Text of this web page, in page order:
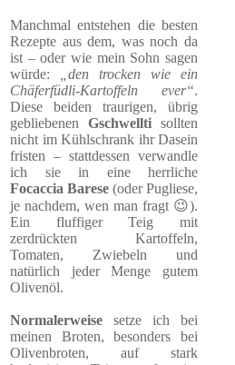
Manchmal entstehen die besten
Rezepte aus dem, was noch da
ist – oder wie mein Sohn sagen
würde: „den trocken wie ein
Chäferfüdli-Kartoffeln ever“.
Diese beiden traurigen, übrig
gebliebenen Gschwellti sollten
nicht im Kühlschrank ihr Dasein
fristen – stattdessen verwandle
ich sie in eine herrliche
Focaccia Barese (oder Pugliese,
je nachdem, wen man fragt 😉).
Ein fluffiger Teig mit
zerdrückten Kartoffeln,
Tomaten, Zwiebeln und
natürlich jeder Menge gutem
Olivenöl.
Normalerweise setze ich bei
meinen Broten, besonders bei
Olivenbroten, auf stark